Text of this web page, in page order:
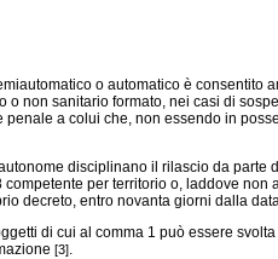
o automatico è consentito
o non sanitario formato, nei casi di
a colui che, non essendo in
disciplinano il rilascio da parte
competente per territorio o, laddove
decreto, entro novanta giorni dalla
di cui al comma 1 può essere
[3].